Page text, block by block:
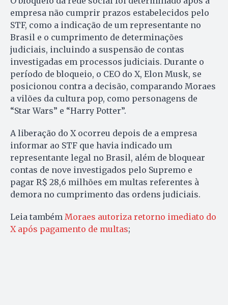
empresa não cumprir prazos estabelecidos pelo
STF, como a indicação de um representante no
Brasil e o cumprimento de determinações
judiciais, incluindo a suspensão de contas
investigadas em processos judiciais. Durante o
período de bloqueio, o CEO do X, Elon Musk, se
posicionou contra a decisão, comparando Moraes
a vilões da cultura pop, como personagens de
“Star Wars” e “Harry Potter”.
A liberação do X ocorreu depois de a empresa
informar ao STF que havia indicado um
representante legal no Brasil, além de bloquear
contas de nove investigados pelo Supremo e
pagar R$ 28,6 milhões em multas referentes à
demora no cumprimento das ordens judiciais.
Leia também Moraes autoriza retorno imediato do
X após pagamento de multas;